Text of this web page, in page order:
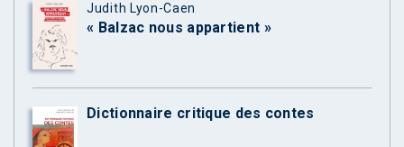
Judith Lyon-Caen
« Balzac nous appartient »
Dictionnaire critique des contes